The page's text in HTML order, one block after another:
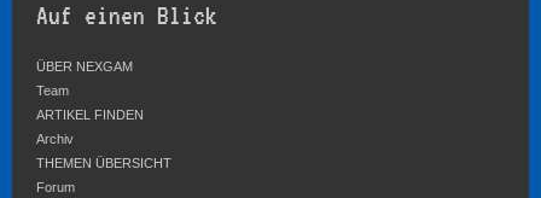
Auf einen Blick
ÜBER NEXGAM
Team
ARTIKEL FINDEN
Archiv
THEMEN ÜBERSICHT
Forum